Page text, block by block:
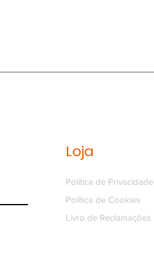
Loja
Política de Privacidade
Política de Cookies
Livro de Reclamações